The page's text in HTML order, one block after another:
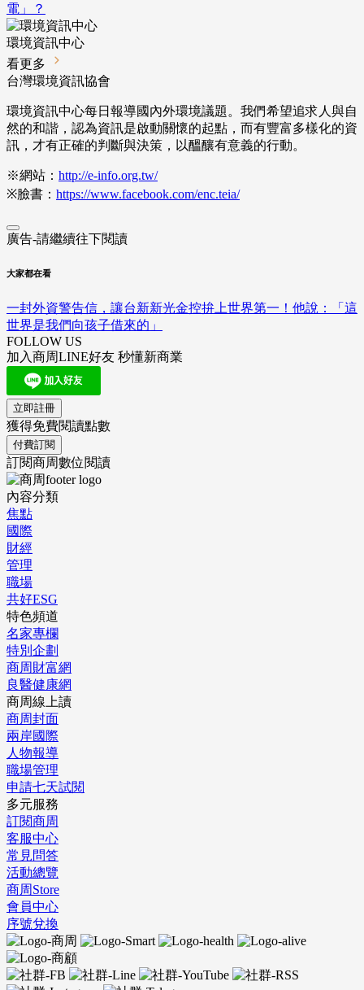
電」？
環境資訊中心
看更多
台灣環境資訊協會
環境資訊中心每日報導國內外環境議題。我們希望追求人與自
然的和諧，認為資訊是啟動關懷的起點，而有豐富多樣化的資
訊，才有正確的判斷與決策，以醞釀有意義的行動。
※網站： http://e-info.org.tw/
※臉書： https://www.facebook.com/enc.teia/
廣告-請繼續往下閱讀
大家都在看
一封外資警告信，讓台新新光金控拚上世界第一！他說：「這
世界是我們向孩子借來的」
FOLLOW US
加入商周LINE好友 秒懂新商業
立即註冊
獲得免費閱讀點數
付費訂閱
訂閱商周數位閱讀
內容分類
焦點
國際
財經
管理
職場
共好ESG
特色頻道
名家專欄
特別企劃
商周財富網
良醫健康網
商周線上讀
商周封面
兩岸國際
人物報導
職場管理
申請七天試閱
多元服務
訂閱商周
客服中心
常見問答
活動總覽
商周Store
會員中心
序號兌換